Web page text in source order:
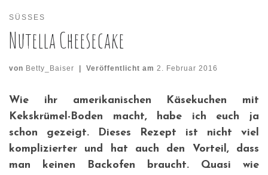
SÜSSES
Nutella Cheesecake
von Betty_Baiser Veröffentlicht am 2. Februar 2016
Wie ihr amerikanischen Käsekuchen mit
Kekskrümel-Boden macht, habe ich euch ja
schon gezeigt. Dieses Rezept ist nicht viel
komplizierter und hat auch den Vorteil, dass
man keinen Backofen braucht. Quasi wie